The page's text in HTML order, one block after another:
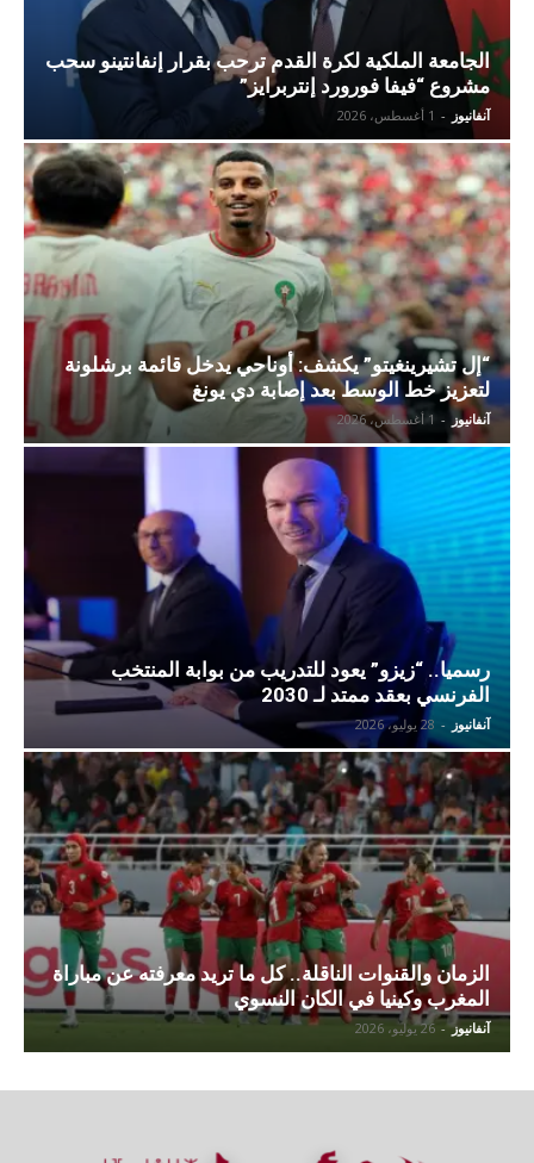
الجامعة الملكية لكرة القدم ترحب بقرار إنفانتينو سحب
مشروع “فيفا فورورد إنتربرايز”
آنفانيوز - 1 أغسطس، 2026
“إل تشيرينغيتو” يكشف: أوناحي يدخل قائمة برشلونة
لتعزيز خط الوسط بعد إصابة دي يونغ
آنفانيوز - 1 أغسطس، 2026
رسميا.. “زيزو” يعود للتدريب من بوابة المنتخب
الفرنسي بعقد ممتد لـ 2030
آنفانيوز - 28 يوليو، 2026
الزمان والقنوات الناقلة.. كل ما تريد معرفته عن مباراة
المغرب وكينيا في الكان النسوي
آنفانيوز - 26 يوليو، 2026